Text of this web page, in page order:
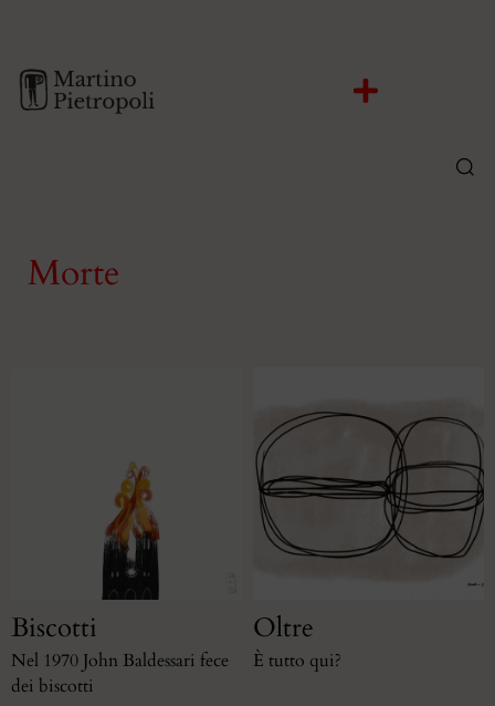
Morte
Biscotti
Nel 1970 John Baldessari fece
dei biscotti
Oltre
È tutto qui?